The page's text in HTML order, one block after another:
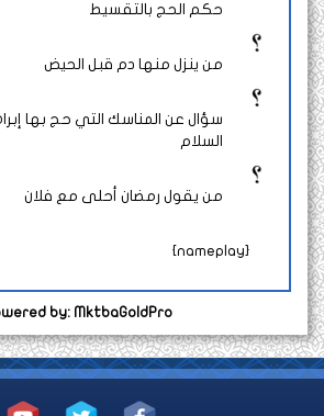
حكم الحج بالتقسيط
من ينزل منها دم قبل الحيض
سؤال عن المناسك التي حج بها
السلام
من يقول رمضان أحلى مع فلان
{nameplay}
by: MktbaGoldPro